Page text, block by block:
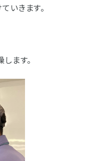
いきます。
ます。